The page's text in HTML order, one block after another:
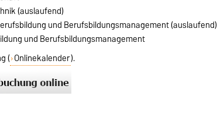
(auslaufend)
und Berufsbildungsmanagement (auslaufend)
und Berufsbildungsmanagement
( Onlinekalender).